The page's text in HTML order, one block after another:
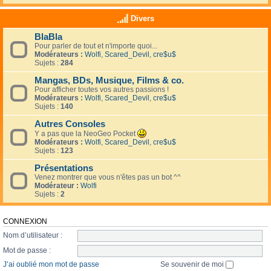
Divers
BlaBla
Pour parler de tout et n'importe quoi...
Modérateurs : Wolfi, Scared_Devil, cre$u$
Sujets : 284
Mangas, BDs, Musique, Films & co.
Pour afficher toutes vos autres passions !
Modérateurs : Wolfi, Scared_Devil, cre$u$
Sujets : 140
Autres Consoles
Y a pas que la NeoGeo Pocket
Modérateurs : Wolfi, Scared_Devil, cre$u$
Sujets : 123
Présentations
Venez montrer que vous n'êtes pas un bot ^^
Modérateur : Wolfi
Sujets : 2
CONNEXION
Nom d’utilisateur :
Mot de passe :
J’ai oublié mon mot de passe
Se souvenir de moi